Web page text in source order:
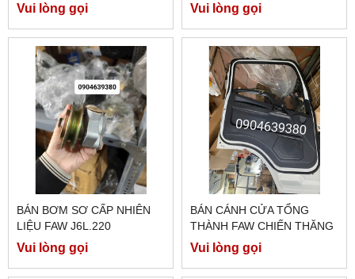
Vui lòng gọi Vui lòng gọi
BÁN BƠM SƠ CẤP NHIÊN
LIỆU FAW J6L.220
Vui lòng gọi
BÁN CÁNH CỬA TỔNG
THÀNH FAW CHIẾN THĂNG
7 TẤN 7
Vui lòng gọi